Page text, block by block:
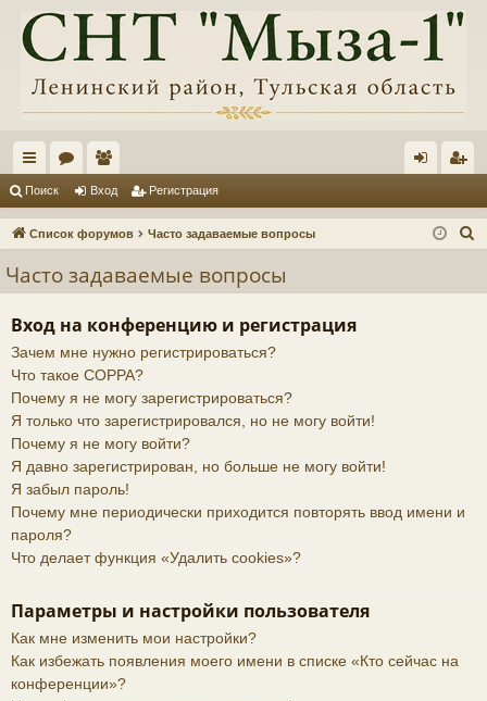
с
ы ум
ол
ьз
ат
ел
и
д ис
Поиск Вход Регистрация
Список форумов Часто задаваемые вопросы
Часто задаваемые вопросы
Вход на конференцию и регистрация
Зачем мне нужно регистрироваться?
Что такое COPPA?
Почему я не могу зарегистрироваться?
Я только что зарегистрировался, но не могу войти!
Почему я не могу войти?
Я давно зарегистрирован, но больше не могу войти!
Я забыл пароль!
Почему мне периодически приходится повторять ввод имени и
пароля?
Что делает функция «Удалить cookies»?
Параметры и настройки пользователя
Как мне изменить мои настройки?
Как избежать появления моего имени в списке «Кто сейчас на
конференции»?